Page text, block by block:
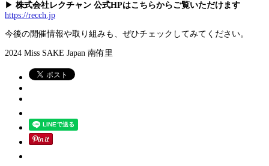
▶︎ 株式会社レクチャン 公式HPはこちらからご覧いただけます
https://recch.jp
今後の開催情報や取り組みも、ぜひチェックしてみてください。
2024 Miss SAKE Japan 南侑里